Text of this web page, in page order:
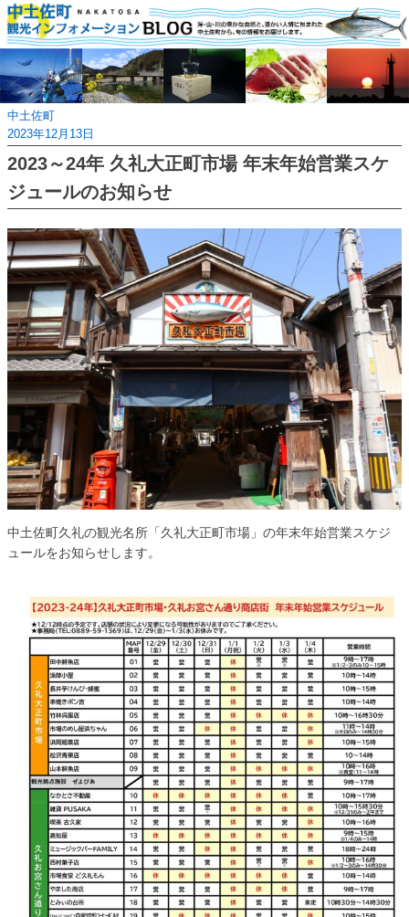
Skip
to
content
中土佐町
2023年12月13日
2023～24年 久礼大正町市場 年末年始営業スケ
ジュールのお知らせ
中土佐町久礼の観光名所「久礼大正町市場」の年末年始営業スケジ
ュールをお知らせします。